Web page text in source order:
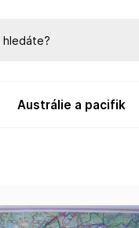
austrálie a pacifik